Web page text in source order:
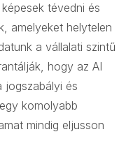
tévedni és
amelyeket helytelen
a vállalati szintű
hogy az AI
jogszabályi és
komolyabb
mindig eljusson